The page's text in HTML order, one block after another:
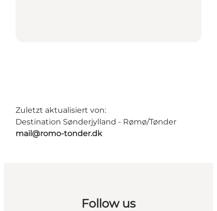
Zuletzt aktualisiert von:
Destination Sønderjylland - Rømø/Tønder
mail@romo-tonder.dk
Follow us